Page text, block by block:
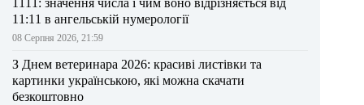
1111: значення числа і чим воно відрізняється від
11:11 в ангельській нумерології
08 Серпня 2026, 21:59
З Днем ветеринара 2026: красиві листівки та
картинки українською, які можна скачати
безкоштовно